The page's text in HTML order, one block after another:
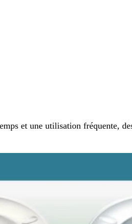
et une utilisation fréquente,